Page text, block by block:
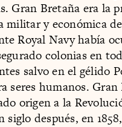
Gran Bretaña era la
militar y económica
Royal Navy había
colonias en
salvo en el gélido
seres humanos.
origen a la
siglo después, en